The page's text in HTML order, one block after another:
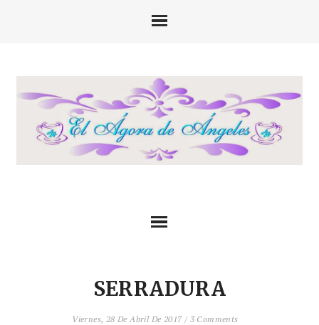
SERRADURA
Viernes, 28 De Abril De 2017 / 3 Comments